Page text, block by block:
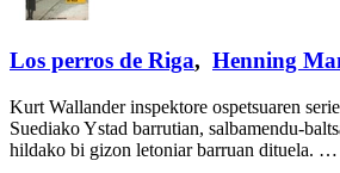
Los perros de Riga, Henning
Kurt Wallander inspektore ospetsuaren
Suediako Ystad barrutian, salbamendu-
hildako bi gizon letoniar barruan dituela. …